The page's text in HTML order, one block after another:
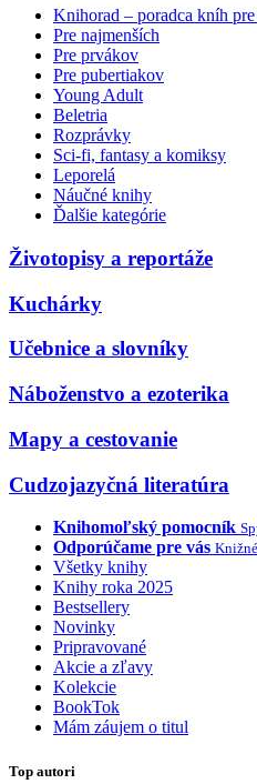
Knihorad – poradca kníh pre
Pre najmenších
Pre prvákov
Pre pubertiakov
Young Adult
Beletria
Rozprávky
Sci-fi, fantasy a komiksy
Leporelá
Náučné knihy
Ďalšie kategórie
Životopisy a reportáže
Kuchárky
Učebnice a slovníky
Náboženstvo a ezoterika
Mapy a cestovanie
Cudzojazyčná literatúra
Knihomoľský pomocník
Odporúčame pre vás
Všetky knihy
Knihy roka 2025
Bestsellery
Novinky
Pripravované
Akcie a zľavy
Kolekcie
BookTok
Mám záujem o titul
Top autori